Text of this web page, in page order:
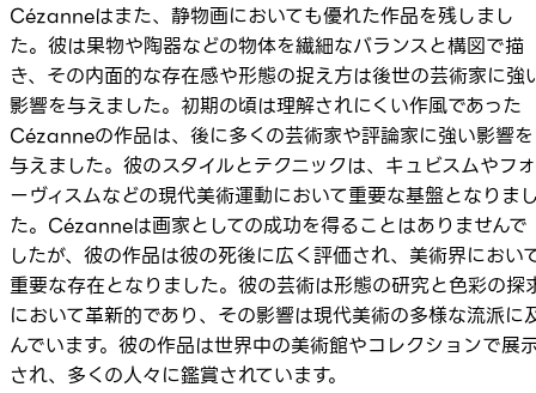
Cézanneはまた、静物画においても優れた作品を残しまし
た。彼は果物や陶器などの物体を繊細なバランスと構図で描
き、その内面的な存在感や形態の捉え方は後世の芸術家に強
影響を与えました。初期の頃は理解されにくい作風であった
Cézanneの作品は、後に多くの芸術家や評論家に強い影響を
与えました。彼のスタイルとテクニックは、キュビスムやフォ
ーヴィスムなどの現代美術運動において重要な基盤となりま
た。Cézanneは画家としての成功を得ることはありませんで
したが、彼の作品は彼の死後に広く評価され、美術界におい
重要な存在となりました。彼の芸術は形態の研究と色彩の探
において革新的であり、その影響は現代美術の多様な流派に
んでいます。彼の作品は世界中の美術館やコレクションで展
され、多くの人々に鑑賞されています。